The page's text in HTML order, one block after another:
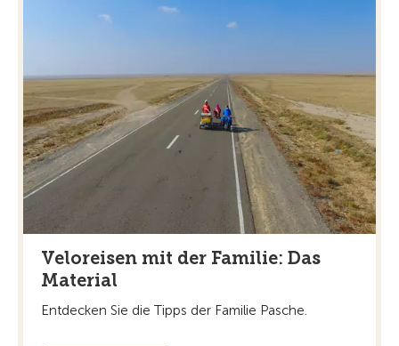
Veloreisen mit der Familie: Das
Material
Entdecken Sie die Tipps der Familie Pasche.